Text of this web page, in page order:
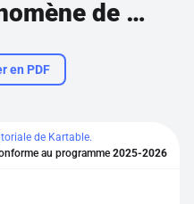
Connaître le phénomène de métropolisation
en PDF
de Kartable.
au programme 2025-2026